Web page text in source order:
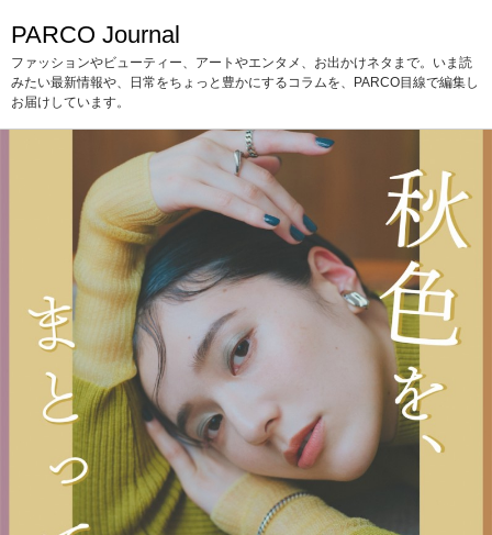
PARCO Journal
ファッションやビューティー、アートやエンタメ、お出かけネタまで。いま読
みたい最新情報や、日常をちょっと豊かにするコラムを、PARCO目線で編集し
お届けしています。